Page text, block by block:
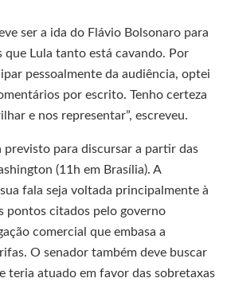
ser a ida do Flávio Bolsonaro para
que Lula tanto está cavando. Por
pessoalmente da audiência, optei
por escrito. Tenho certeza
e nos representar”, escreveu.
previsto para discursar a partir das
(11h em Brasília). A
fala seja voltada principalmente à
pontos citados pelo governo
comercial que embasa a
O senador também deve buscar
teria atuado em favor das sobretaxas